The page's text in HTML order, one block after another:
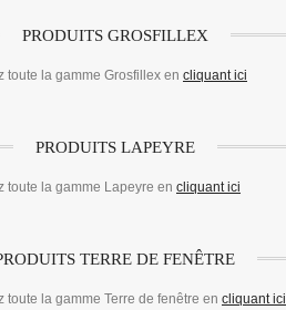
PRODUITS GROSFILLEX
toute la gamme Grosfillex en cliquant ici
PRODUITS LAPEYRE
toute la gamme Lapeyre en cliquant ici
TERRE DE FENÊTRE
toute la gamme Terre de fenêtre en cliquant ici